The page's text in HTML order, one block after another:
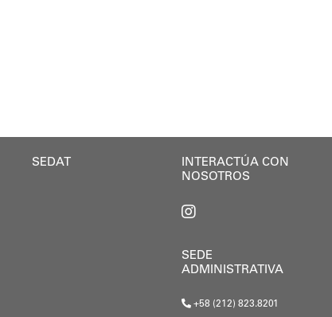
que representa el plan de rehabilitación
infraestructura escolar de
SEDAT
INTERACTÚA CON
NOSOTROS
SEDE
ADMINISTRATIVA
+58 (212) 823.8201